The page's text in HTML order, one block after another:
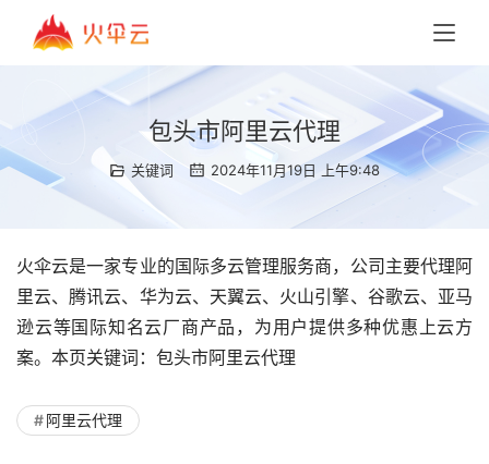
包头市阿里云代理
关键词 2024年11月19日 上午9:48
火伞云是一家专业的国际多云管理服务商，公司主要代理阿
里云、腾讯云、华为云、天翼云、火山引擎、谷歌云、亚马
逊云等国际知名云厂商产品，为用户提供多种优惠上云方
案。本页关键词：包头市阿里云代理
阿里云代理